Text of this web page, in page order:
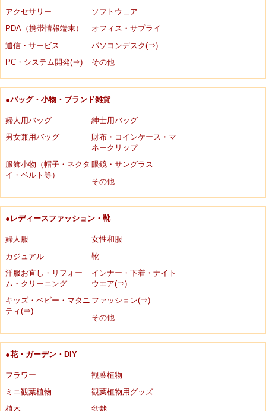
アクセサリー
ソフトウェア
PDA（携帯情報端末）
オフィス・サプライ
通信・サービス
パソコンデスク(⇒)
PC・システム開発(⇒)
その他
●バッグ・小物・ブランド雑貨
婦人用バッグ
紳士用バッグ
男女兼用バッグ
財布・コインケース・マ
ネークリップ
服飾小物（帽子・ネクタ
イ・ベルト等）
眼鏡・サングラス
その他
●レディースファッション・靴
婦人服
女性和服
カジュアル
靴
洋服お直し・リフォー
ム・クリーニング
インナー・下着・ナイト
ウエア(⇒)
キッズ・ベビー・マタニ
ティ(⇒)
ファッション(⇒)
その他
●花・ガーデン・DIY
フラワー
観葉植物
ミニ観葉植物
観葉植物用グッズ
植木
盆栽